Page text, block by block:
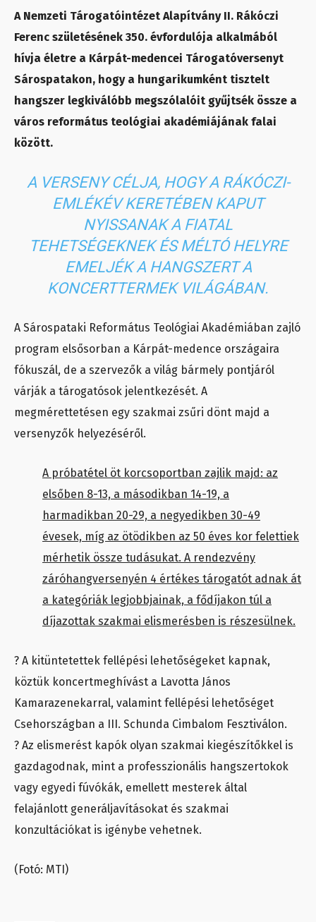
A Nemzeti Tárogatóintézet Alapítvány II. Rákóczi
Ferenc születésének 350. évfordulója alkalmából
hívja életre a Kárpát-medencei Tárogatóversenyt
Sárospatakon, hogy a hungarikumként tisztelt
hangszer legkiválóbb megszólalóit gyűjtsék össze a
város református teológiai akadémiájának falai
között.
A VERSENY CÉLJA, HOGY A RÁKÓCZI-
EMLÉKÉV KERETÉBEN KAPUT
NYISSANAK A FIATAL
TEHETSÉGEKNEK ÉS MÉLTÓ HELYRE
EMELJÉK A HANGSZERT A
KONCERTTERMEK VILÁGÁBAN.
A Sárospataki Református Teológiai Akadémiában zajló
program elsősorban a Kárpát-medence országaira
fókuszál, de a szervezők a világ bármely pontjáról
várják a tárogatósok jelentkezését. A
megmérettetésen egy szakmai zsűri dönt majd a
versenyzők helyezéséről.
A próbatétel öt korcsoportban zajlik majd: az
elsőben 8-13, a másodikban 14-19, a
harmadikban 20-29, a negyedikben 30-49
évesek, míg az ötödikben az 50 éves kor felettiek
mérhetik össze tudásukat. A rendezvény
záróhangversenyén 4 értékes tárogatót adnak át
a kategóriák legjobbjainak, a fődíjakon túl a
díjazottak szakmai elismerésben is részesülnek.
? A kitüntetettek fellépési lehetőségeket kapnak,
köztük koncertmeghívást a Lavotta János
Kamarazenekarral, valamint fellépési lehetőséget
Csehországban a III. Schunda Cimbalom Fesztiválon.
? Az elismerést kapók olyan szakmai kiegészítőkkel is
gazdagodnak, mint a professzionális hangszertokok
vagy egyedi fúvókák, emellett mesterek által
felajánlott generáljavításokat és szakmai
konzultációkat is igénybe vehetnek.
(Fotó: MTI)